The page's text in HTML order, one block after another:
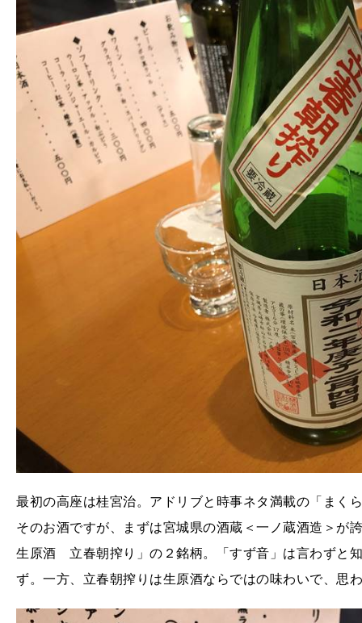
最初の高座は桂宮治。アドリブと時事ネタ満載の「まく
そのお酒ですが、まずは宮城県の酒蔵＜一ノ蔵酒造＞が
生原酒 立春朝搾り」の２銘柄。「すず音」は言わずと
ず。一方、立春朝搾りは生原酒ならではの味わいで、思